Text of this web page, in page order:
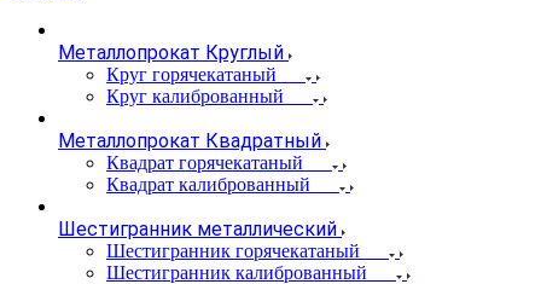
Металлопрокат Круглый
Круг горячекатаный
Круг калиброванный
Металлопрокат Квадратный
Квадрат горячекатаный
Квадрат калиброванный
Шестигранник металлический
Шестигранник горячекатаный
Шестигранник калиброванный